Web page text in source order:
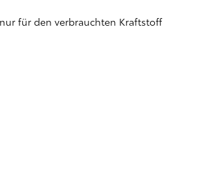
für den verbrauchten Kraftstoff